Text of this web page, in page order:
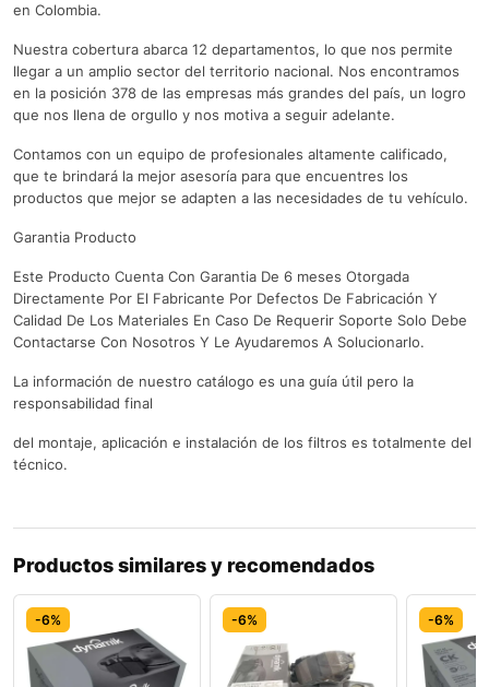
en Colombia.
Nuestra cobertura abarca 12 departamentos, lo que nos permite
llegar a un amplio sector del territorio nacional. Nos encontramos
en la posición 378 de las empresas más grandes del país, un logro
que nos llena de orgullo y nos motiva a seguir adelante.
Contamos con un equipo de profesionales altamente calificado,
que te brindará la mejor asesoría para que encuentres los
productos que mejor se adapten a las necesidades de tu vehículo.
Garantia Producto
Este Producto Cuenta Con Garantia De 6 meses Otorgada
Directamente Por El Fabricante Por Defectos De Fabricación Y
Calidad De Los Materiales En Caso De Requerir Soporte Solo Debe
Contactarse Con Nosotros Y Le Ayudaremos A Solucionarlo.
La información de nuestro catálogo es una guía útil pero la
responsabilidad final
del montaje, aplicación e instalación de los filtros es totalmente del
técnico.
Productos similares y recomendados
-6% -6% -6%